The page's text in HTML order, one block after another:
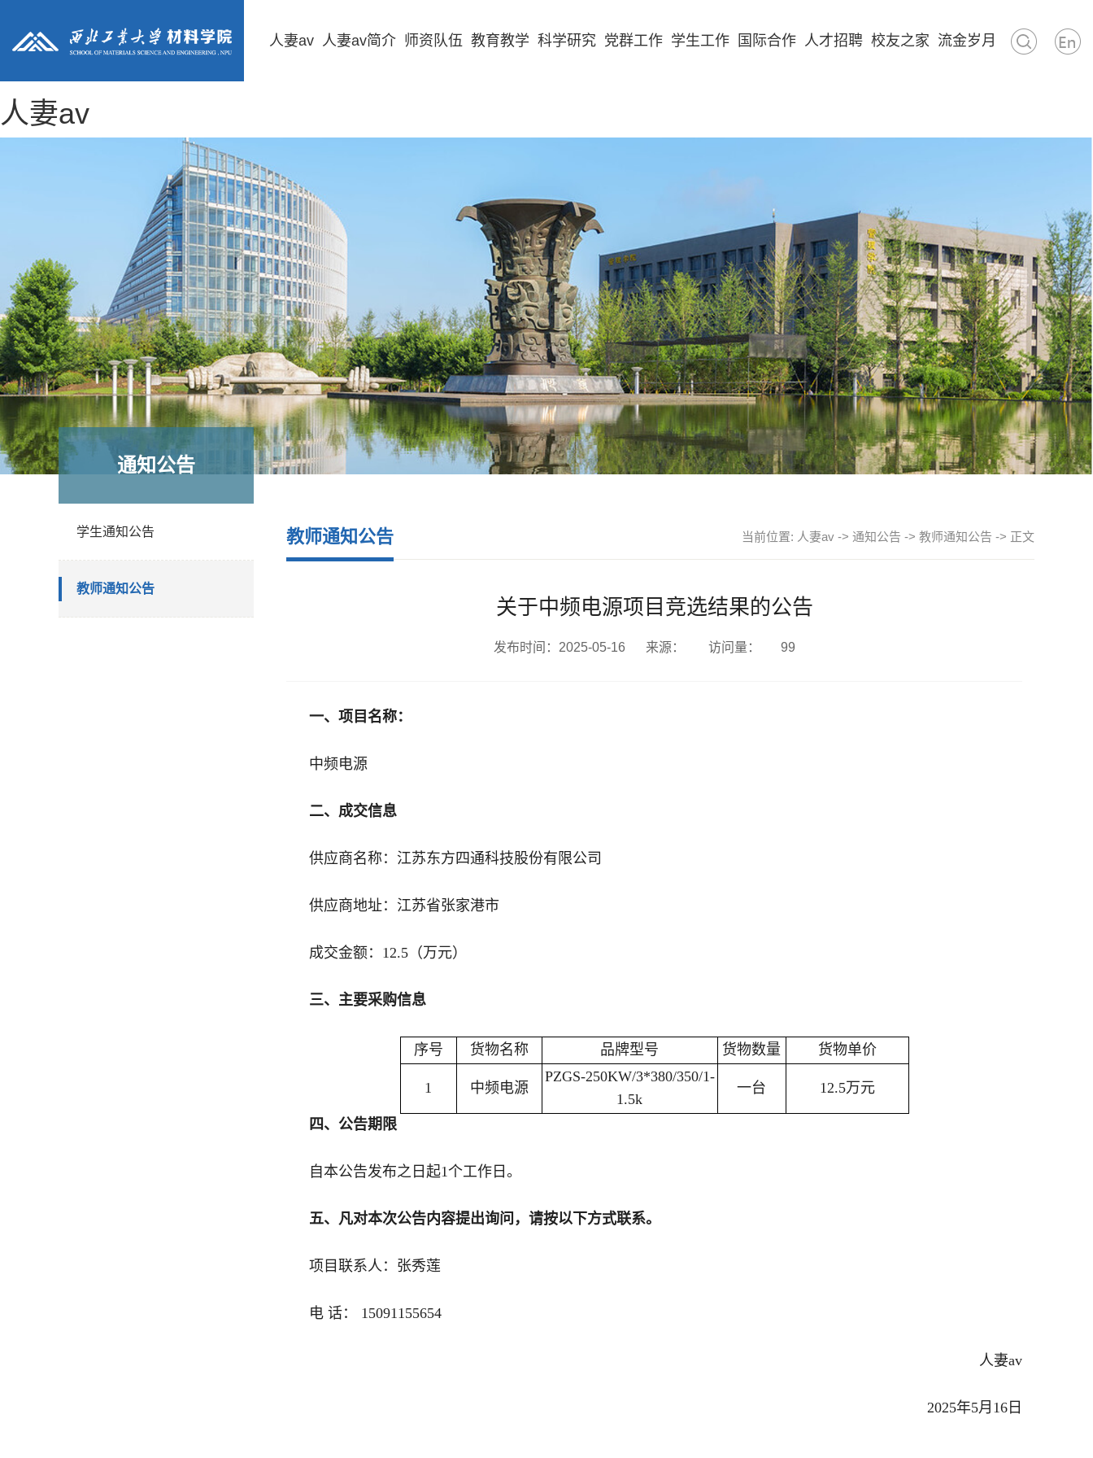
人妻av
人妻av 人妻av简介 师资队伍 教育教学 科学研究 党群工作 学生工作 国际合作 人才招聘 校友之家 流金岁月
通知公告
学生通知公告
教师通知公告
教师通知公告 当前位置: 人妻av -> 通知公告 -> 教师通知公告 -> 正文
关于中频电源项目竞选结果的公告
发布时间：2025-05-16 来源： 访问量： 99
一、项目名称：
中频电源
二、成交信息
供应商名称：江苏东方四通科技股份有限公司
供应商地址：江苏省张家港市
成交金额：12.5（万元）
三、主要采购信息
序号 货物名称 品牌型号 货物数量 货物单价
1 中频电源
PZGS-250KW/3*380/350/1-
1.5k
一台 12.5万元
四、公告期限
自本公告发布之日起1个工作日。
五、凡对本次公告内容提出询问，请按以下方式联系。
项目联系人：张秀莲
电 话： 15091155654
人妻av
2025年5月16日